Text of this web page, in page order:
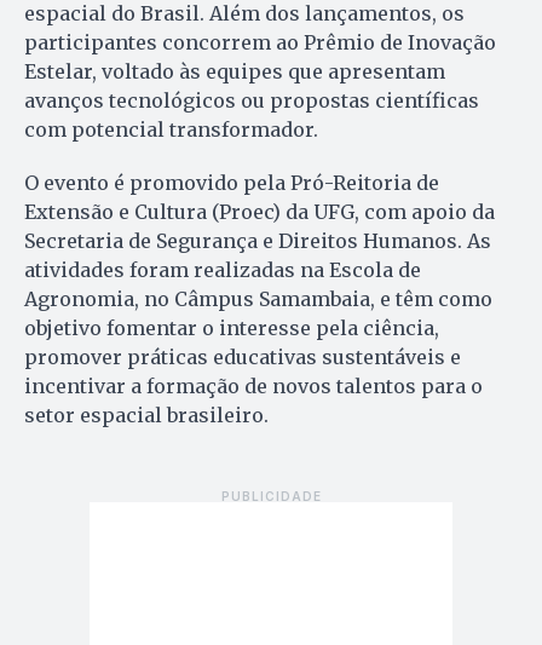
espacial do Brasil. Além dos lançamentos, os
participantes concorrem ao Prêmio de Inovação
Estelar, voltado às equipes que apresentam
avanços tecnológicos ou propostas científicas
com potencial transformador.
O evento é promovido pela Pró-Reitoria de
Extensão e Cultura (Proec) da UFG, com apoio da
Secretaria de Segurança e Direitos Humanos. As
atividades foram realizadas na Escola de
Agronomia, no Câmpus Samambaia, e têm como
objetivo fomentar o interesse pela ciência,
promover práticas educativas sustentáveis e
incentivar a formação de novos talentos para o
setor espacial brasileiro.